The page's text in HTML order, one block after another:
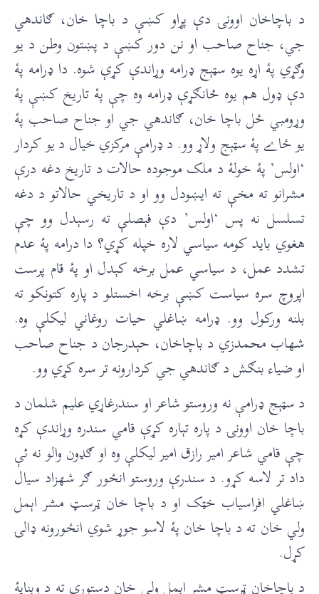
د باچاخان اوونۍ دې پړاو کښې د باچا خان، ګاندهي
جي، جناح صاحب او نن دور کښې د پښتون وطن د يو
وګړي پۀ اړه يوه سټېج ډرامه وړاندې کړې شوه. دا ډرامه پۀ
دې ډول هم يوه ځانګړې ډرامه وه چې پۀ تاريخ کښې پۀ
وړومبي ځل باچا خان، ګاندهي جي او جناح صاحب پۀ
يو ځاے پۀ سټېج ولاړ وو. د ډرامې مرکزي خیال د یو کردار
‘اولس’ پۀ خولۀ د ملک موجوده حالات د تاریخ دغه درې
مشرانو ته مخې ته ایښودل وو او د تاریخي حالاتو د دغه
تسلسل نه پس ‘اولس’ دې فېصلې ته رسېدل وو چې
هغوي باید کومه سیاسي لاره خپله کړي؟ دا درامه پۀ عدم
تشدد عمل، د سیاسي عمل برخه کېدل او پۀ قام پرست
اپروچ سره سیاست کښې برخه اخستلو د پاره کتونکو ته
بلنه ورکول وو. ډرامه ښاغلي حیات روغاني لیکلې وه.
شهاب محمدزي د باچاخان، حېدرجان د جناح صاحب
او ضیاء بنګش د ګاندهي جي کردارونه تر سره کړي وو.
د سټېج ډرامې نه وروستو شاعر او سندرغاړي عليم شلمان د
باچا خان اوونۍ د پاره تېاره کړې قامي سندره وړاندې کړه
چې قامي شاعر امیر رازق امیر لیکلې وه او ګډون والو نه ئې
داد تر لاسه کړو. د سندرې وروستو انځور ګر شهزاد سيال
ښاغلي افراسياب خټک او د باچا خان ټرسټ مشر اېمل
ولي خان ته د باچا خان پۀ لاسو جوړ شوي انځورونه ډالۍ
کړل.
د باچاخان ټرسټ مشر اېمل ولي خان دستورې ته د وېناپۀ